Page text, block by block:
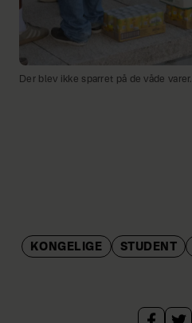
Der blev ikke sparret på de våde varer.
KONGELIGE STUDENT